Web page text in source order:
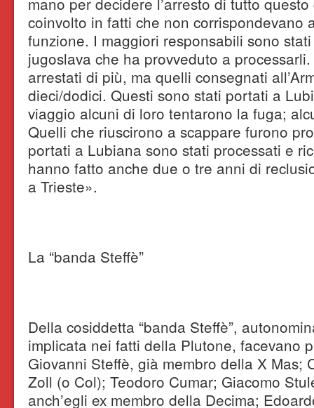
coinvolto in fatti che non corrispondevano
funzione. I maggiori responsabili sono
jugoslava che ha provveduto a
arrestati di più, ma quelli consegnati
dieci/dodici. Questi sono stati portati a
viaggio alcuni di loro tentarono la fuga;
Quelli che riuscirono a scappare furono
portati a Lubiana sono stati processati e
hanno fatto anche due o tre anni di
a Trieste».
La “banda Steffè”
Della cosiddetta “banda Steffè”,
implicata nei fatti della Plutone, facevano
Giovanni Steffè, già membro della X Mas;
Zoll (o Col); Teodoro Cumar; Giacomo
anch’egli ex membro della Decima;